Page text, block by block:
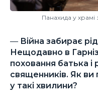
Панахида у
— Війна забирає
Нещодавно в
поховання батька
священників. Як ви
у такі хвилини?